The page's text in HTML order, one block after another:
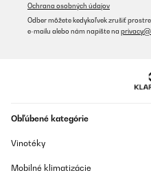
anschalten (1x Piepton, rote
und + gleichzeitig drücken,
Kästchen halten. Wenn nun
leuchtet und ein
weiterer kleiner Minuspunkt:
Fernbedienungen schalten
falsch (bei mir werden
vermindertes Target
sollen, kann man16 als
Wenn 24/24 aktiv, wirds
Zieltemperatur ausreichend
Ochrana osobných údajov
Odber môžete kedykoľvek zrušiť
e-mailu alebo nám napíšte na
Obľúbené kategórie
Vinotéky
Mobilné klimatizácie